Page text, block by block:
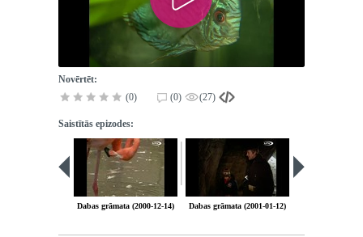
Novērtēt:
(0)
(0) (27)
Saistītās epizodes:
Dabas grāmata (2000-12-14) Dabas grāmata (2001-01-12)